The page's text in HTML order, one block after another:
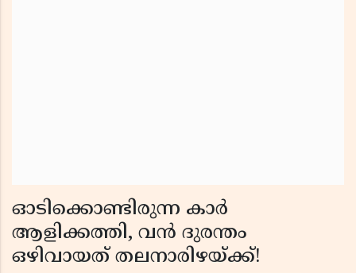
ഓടിക്കൊണ്ടിരുന്ന കാർ
ആളിക്കത്തി, വൻ ദുരന്തം
ഒഴിവായത് തലനാരിഴയ്ക്ക്!